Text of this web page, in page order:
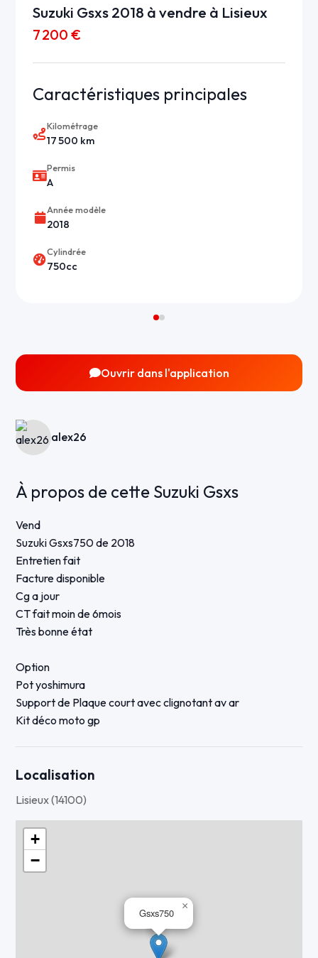
Suzuki Gsxs 2018 à vendre à Lisieux
7 200 €
Caractéristiques principales
Kilométrage
17 500 km
Permis
A
Année modèle
2018
Cylindrée
750cc
Ouvrir dans l'application
alex26
À propos de cette Suzuki Gsxs
Vend
Suzuki Gsxs750 de 2018
Entretien fait
Facture disponible
Cg a jour
CT fait moin de 6mois
Très bonne état
Option
Pot yoshimura
Support de Plaque court avec clignotant av ar
Kit déco moto gp
Localisation
Lisieux (14100)
Gsxs750
×
+
−